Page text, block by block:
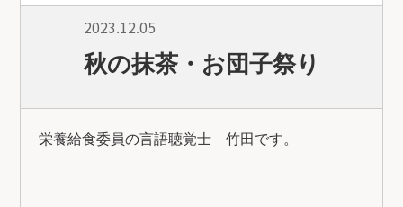
2023.12.05
秋の抹茶・お団子祭り
栄養給食委員の言語聴覚士 竹田です。